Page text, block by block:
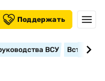
Поддержать
ВСУ